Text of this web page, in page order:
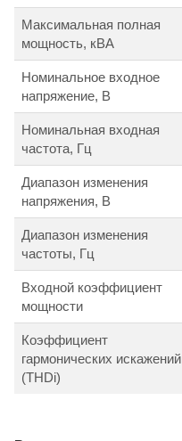
Максимальная полная
мощность, кВА
Номинальное входное
напряжение, В
Номинальная входная
частота, Гц
Диапазон изменения
напряжения, В
Диапазон изменения
частоты, Гц
Входной коэффициент
мощности
Коэффициент
гармонических искажений
(THDi)